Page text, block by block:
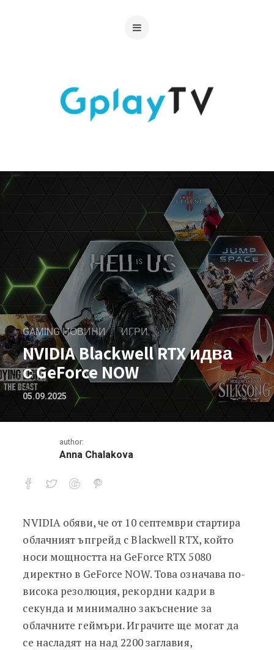
GAMING НОВИНИ ИГРИ
NVIDIA Blackwell RTX идва
с GeForce NOW
05.09.2025
author:
Anna Chalakova
NVIDIA Blackwell RTX идва с GeForce
NVIDIA обяви, че от 10 септември стартира
облачният ъпгрейд с Blackwell RTX, който
носи мощността на GeForce RTX 5080
директно в GeForce NOW. Това означава по-
висока резолюция, рекордни кадри в
секунда и минимално закъснение за
облачните геймъри. Играчите ще могат да
се насладят на над 2200 заглавия,